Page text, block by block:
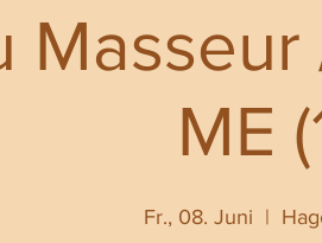
ME
Fr., 08. Juni
  |